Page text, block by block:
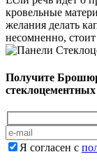
кровельные
желания делать
несомненно,
Получите
Оставьте это поле
Я согласен с